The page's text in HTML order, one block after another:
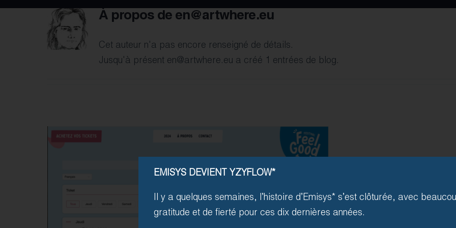
À propos de en@artwhere.eu
Cet auteur n'a pas encore renseigné de détails.
Jusqu'à présent en@artwhere.eu a créé 1 entrées de blog.
EMISYS DEVIENT YZYFLOW*
Il y a quelques semaines, l’histoire d’Emisys* s’est clôturée, avec
gratitude et de fierté pour ces dix dernières années.